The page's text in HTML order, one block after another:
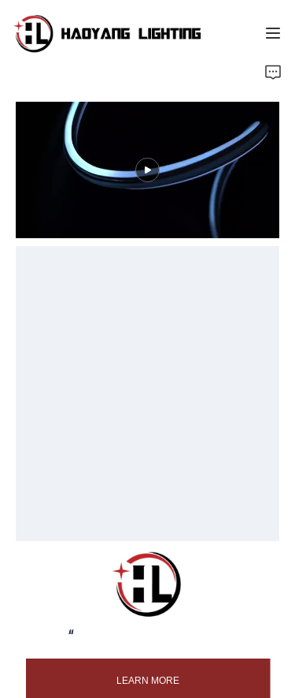
“
LEARN MORE
À propos de nous